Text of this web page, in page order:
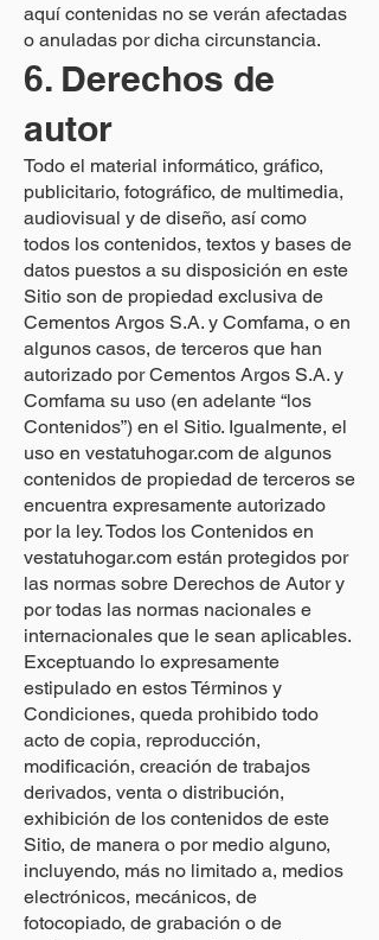
aquí contenidas no se verán afectadas
o anuladas por dicha circunstancia.
6. Derechos de
autor
Todo el material informático, gráfico,
publicitario, fotográfico, de multimedia,
audiovisual y de diseño, así como
todos los contenidos, textos y bases de
datos puestos a su disposición en este
Sitio son de propiedad exclusiva de
Cementos Argos S.A. y Comfama, o en
algunos casos, de terceros que han
autorizado por Cementos Argos S.A. y
Comfama su uso (en adelante “los
Contenidos”) en el Sitio. Igualmente, el
uso en vestatuhogar.com de algunos
contenidos de propiedad de terceros se
encuentra expresamente autorizado
por la ley. Todos los Contenidos en
vestatuhogar.com están protegidos por
las normas sobre Derechos de Autor y
por todas las normas nacionales e
internacionales que le sean aplicables.
Exceptuando lo expresamente
estipulado en estos Términos y
Condiciones, queda prohibido todo
acto de copia, reproducción,
modificación, creación de trabajos
derivados, venta o distribución,
exhibición de los contenidos de este
Sitio, de manera o por medio alguno,
incluyendo, más no limitado a, medios
electrónicos, mecánicos, de
fotocopiado, de grabación o de